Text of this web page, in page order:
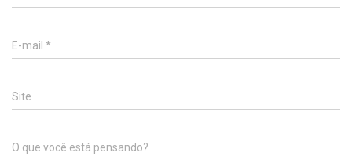
E-mail *
Site
O que você está pensando?